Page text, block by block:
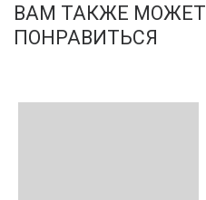
ВАМ ТАКЖЕ МОЖЕТ
ПОНРАВИТЬСЯ